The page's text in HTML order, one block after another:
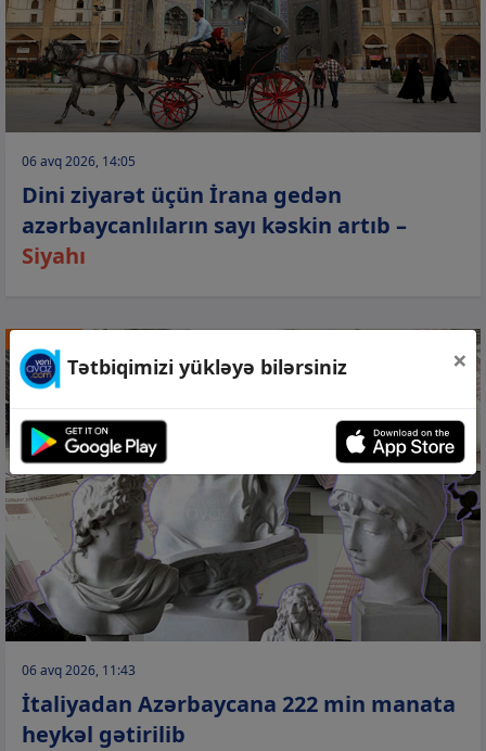
06 avq 2026, 14:05
Dini ziyarət üçün İrana gedən
azərbaycanlıların sayı kəskin artıb –
Siyahı
06 avq 2026, 11:43
İtaliyadan Azərbaycana 222 min manata
heykəl gətirilib
Tətbiqimizi yükləyə bilərsiniz ×